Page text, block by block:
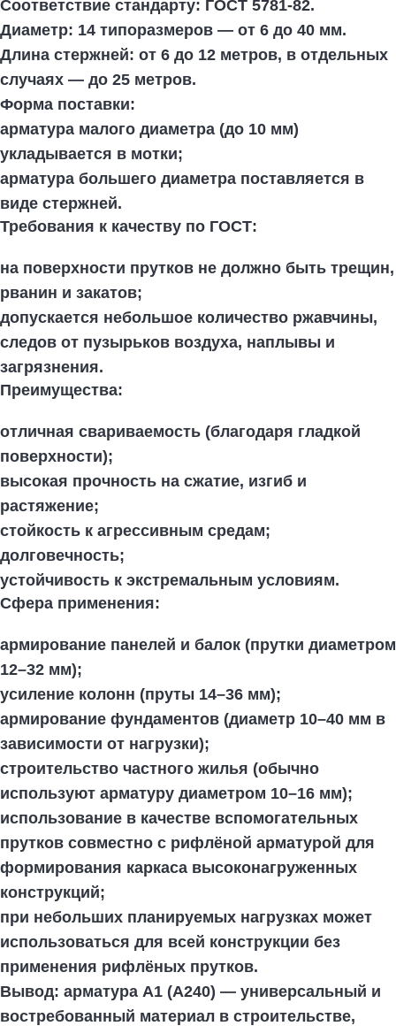
Соответствие стандарту: ГОСТ 5781-82.
Диаметр: 14 типоразмеров — от 6 до 40 мм.
Длина стержней: от 6 до 12 метров, в отдельных
случаях — до 25 метров.
Форма поставки:
арматура малого диаметра (до 10 мм)
укладывается в мотки;
арматура большего диаметра поставляется в
виде стержней.
Требования к качеству по ГОСТ:
на поверхности прутков не должно быть трещин,
рванин и закатов;
допускается небольшое количество ржавчины,
следов от пузырьков воздуха, наплывы и
загрязнения.
Преимущества:
отличная свариваемость (благодаря гладкой
поверхности);
высокая прочность на сжатие, изгиб и
растяжение;
стойкость к агрессивным средам;
долговечность;
устойчивость к экстремальным условиям.
Сфера применения:
армирование панелей и балок (прутки диаметром
12–32 мм);
усиление колонн (пруты 14–36 мм);
армирование фундаментов (диаметр 10–40 мм в
зависимости от нагрузки);
строительство частного жилья (обычно
используют арматуру диаметром 10–16 мм);
использование в качестве вспомогательных
прутков совместно с рифлёной арматурой для
формирования каркаса высоконагруженных
конструкций;
при небольших планируемых нагрузках может
использоваться для всей конструкции без
применения рифлёных прутков.
Вывод: арматура А1 (А240) — универсальный и
востребованный материал в строительстве,